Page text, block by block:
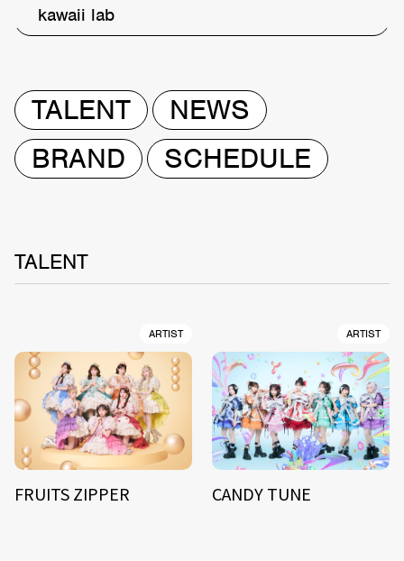
kawaii lab
TALENT
NEWS
BRAND
SCHEDULE
TALENT
ARTIST
FRUITS ZIPPER
ARTIST
CANDY TUNE